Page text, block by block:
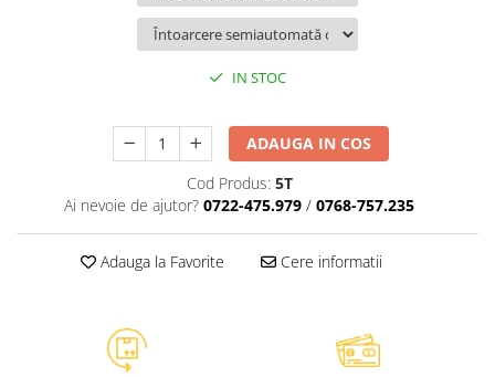
IN STOC
ADAUGA IN COS
Cod Produs: 5T
Ai nevoie de ajutor? 0722-475.979 / 0768-757.235
Adauga la Favorite Cere informatii